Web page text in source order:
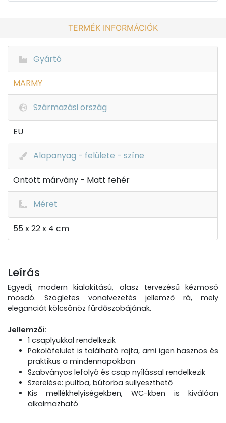
TERMÉK INFORMÁCIÓK
Gyártó
MARMY
Származási ország
EU
Alapanyag - felülete - színe
Öntött márvány - Matt fehér
Méret
55 x 22 x 4 cm
Leírás
Egyedi, modern kialakítású, olasz tervezésű kézmosó
mosdó. Szögletes vonalvezetés jellemző rá, mely
eleganciát kölcsönöz fürdőszobájának.
Jellemzői:
1 csaplyukkal rendelkezik
Pakolófelület is található rajta, ami igen hasznos és
praktikus a mindennapokban
Szabványos lefolyó és csap nyílással rendelkezik
Szerelése: pultba, bútorba süllyeszthető
Kis mellékhelyiségekben, WC-kben is kiválóan
alkalmazható